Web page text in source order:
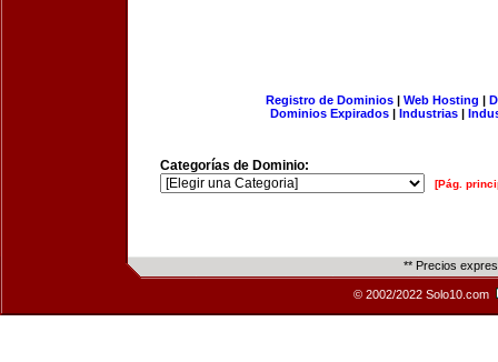
Registro de Dominios| Web Hosting |
Dominios Expirados | Industrias |
Categorías de Dominio:
[Pág.
** Precios
© 2002/2022 Solo10.com